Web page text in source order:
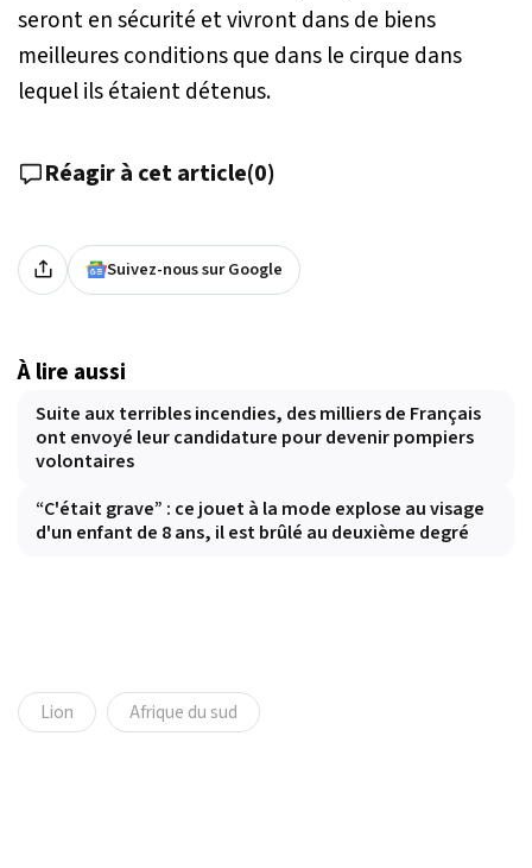
seront en sécurité et vivront dans de biens
meilleures conditions que dans le cirque dans
lequel ils étaient détenus.
Réagir à cet article(0)
Suivez-nous sur Google
À lire aussi
Suite aux terribles incendies, des milliers de Français
ont envoyé leur candidature pour devenir pompiers
volontaires
“C'était grave” : ce jouet à la mode explose au visage
d'un enfant de 8 ans, il est brûlé au deuxième degré
Lion Afrique du sud